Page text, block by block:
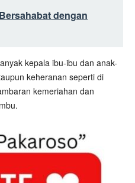
dengan
kepala ibu-ibu dan anak-
keheranan seperti di
kemeriahan dan